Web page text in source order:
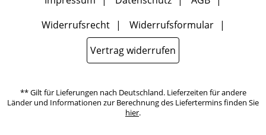
Widerrufsrecht
Widerrufsformular
Vertrag widerrufen
** Gilt für Lieferungen nach Deutschland. Lieferzeiten für andere
Länder und Informationen zur Berechnung des Liefertermins finden Sie
hier.